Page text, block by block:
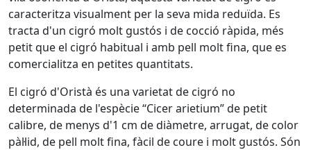
caracteritza visualment per la seva mida reduïda. Es
tracta d'un cigró molt gustós i de cocció ràpida, més
petit que el cigró habitual i amb pell molt fina, que es
comercialitza en petites quantitats.
El cigró d'Oristà és una varietat de cigró no
determinada de l'espècie “Cicer arietium” de petit
calibre, de menys d'1 cm de diàmetre, arrugat, de color
pàl·lid, de pell molt fina, fàcil de coure i molt gustós. Són